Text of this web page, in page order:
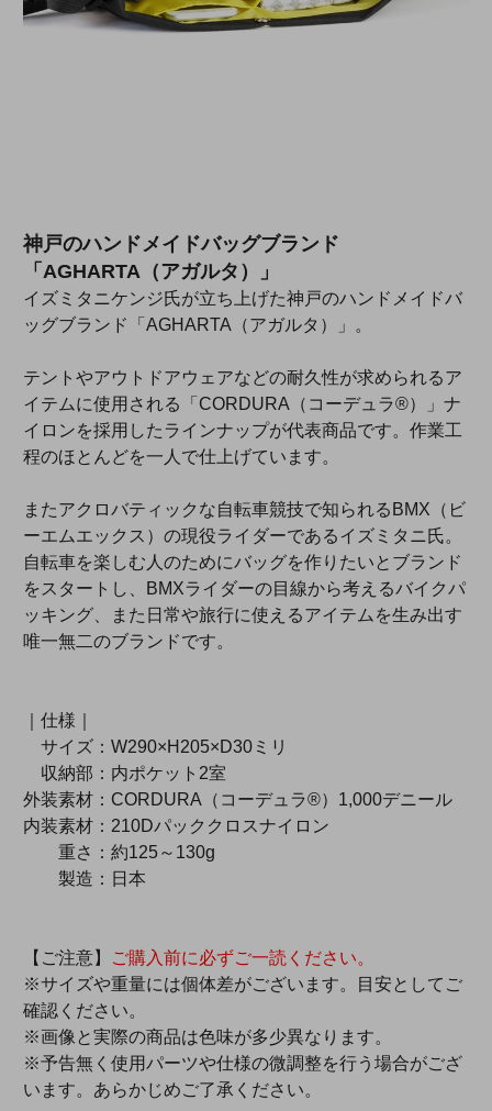
神戸のハンドメイドバッグブランド
「AGHARTA（アガルタ）」
イズミタニケンジ氏が立ち上げた神戸のハンドメイドバ
ッグブランド「AGHARTA（アガルタ）」。
テントやアウトドアウェアなどの耐久性が求められるア
イテムに使用される「CORDURA（コーデュラ®）」ナ
イロンを採用したラインナップが代表商品です。作業工
程のほとんどを一人で仕上げています。
またアクロバティックな自転車競技で知られるBMX（ビ
ーエムエックス）の現役ライダーであるイズミタニ氏。
自転車を楽しむ人のためにバッグを作りたいとブランド
をスタートし、BMXライダーの目線から考えるバイクパ
ッキング、また日常や旅行に使えるアイテムを生み出す
唯一無二のブランドです。
｜仕様｜
サイズ：W290×H205×D30ミリ
収納部：内ポケット2室
外装素材：CORDURA（コーデュラ®）1,000デニール
内装素材：210Dパッククロスナイロン
重さ：約125～130g
製造：日本
【ご注意】
ご購入前に必ずご一読ください。
※サイズや重量には個体差がございます。目安としてご
確認ください。
※画像と実際の商品は色味が多少異なります。
※予告無く使用パーツや仕様の微調整を行う場合がござ
います。あらかじめご了承ください。